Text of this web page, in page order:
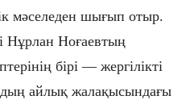
мәселеден шығып отыр.
Нұрлан Ноғаевтың
бірі — жергілікті
айлық жалақысындағы